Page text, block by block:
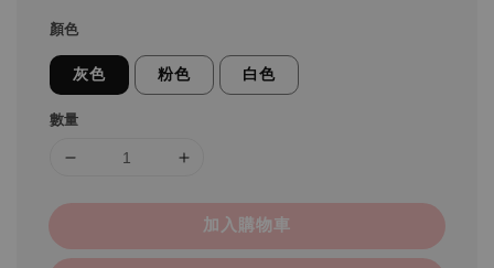
顏色
灰色 粉色 白色
數量
加入購物車